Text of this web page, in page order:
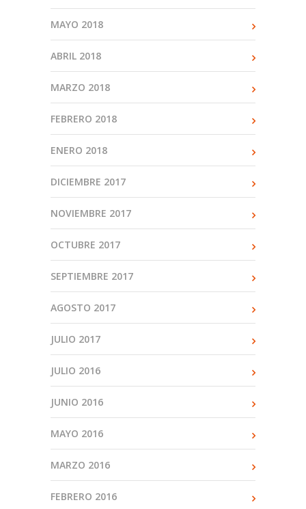
MAYO 2018
ABRIL 2018
MARZO 2018
FEBRERO 2018
ENERO 2018
DICIEMBRE 2017
NOVIEMBRE 2017
OCTUBRE 2017
SEPTIEMBRE 2017
AGOSTO 2017
JULIO 2017
JULIO 2016
JUNIO 2016
MAYO 2016
MARZO 2016
FEBRERO 2016